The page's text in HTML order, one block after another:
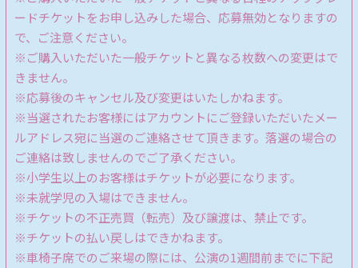
ードチケットをお申し込みした場合、応募無効となりますの
で、ご注意ください。
※ご購入いただいた一般チケットと異なる枚数への変更はで
きません。
※応募後のキャンセル及び変更はいたしかねます。
※当選されたお客様にはアカウントにご登録いただいたメー
ルアドレス宛に当選のご連絡させて頂きます。落選の場合の
ご連絡は致しませんのでご了承ください。
※小学生以上のお客様はチケットが必要になります。
※未就学児の入場はできません。
※チケットの不正売買（転売）及び譲渡は、禁止です。
※チケットの払い戻しはできかねます。
※車椅子席でのご来場の際には、公演の1週間前までに下記